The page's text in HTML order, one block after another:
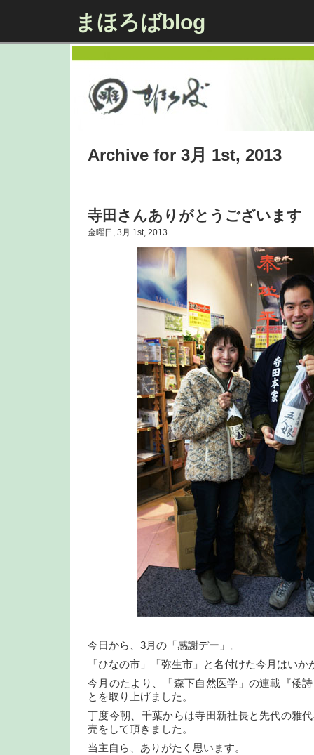
まほろばblog
Archive for 3月 1st, 2013
寺田さんありがとうございます
金曜日, 3月 1st, 2013
今日から、3月の「感謝デー」。
「ひなの市」「弥生市」と名付けた今月はいか
今月のたより、「森下自然医学」の連載『倭
とを取り上げました。
丁度今朝、千葉からは寺田新社長と先代の雅
売をして頂きました。
当主自ら、ありがたく思います。